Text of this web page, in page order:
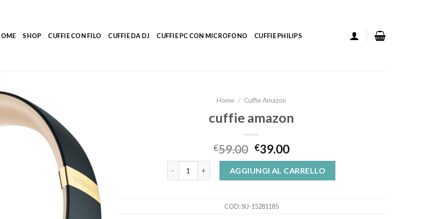
SHOP CUFFIE CON FILO CUFFIE DA DJ CUFFIE PC CON MICROFONO CUFFIE PHILIPS
Home / Cuffie Amazon
cuffie amazon
€59.00 €39.00
AGGIUNGI AL CARRELLO
COD:SU-15281185